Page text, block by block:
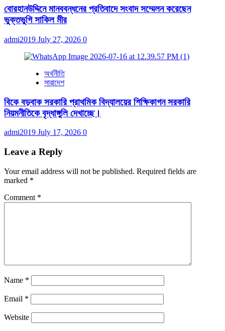
বোরহানউদ্দিনে মানববন্ধনের প্রতিবাদে সংবাদ সম্মেলন করেছেন
ভুক্তভুগি সাকিল মীর
admi2019 July 27, 2026 0
অর্থনীতি
সারাদেশ
বিকে বড়বাক সরকারি প্রাথমিক বিদ্যালয়ের শিক্ষিকাগন সরকারি
নিয়মনীতিকে বৃদ্ধাঙ্গুলি দেখাচ্ছে।
admi2019 July 17, 2026 0
Leave a Reply
Your email address will not be published. Required fields are
marked *
Comment *
Name *
Email *
Website